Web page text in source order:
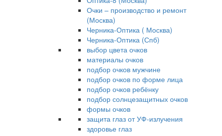
Очки – производство и ремонт
(Москва)
Черника-Оптика ( Москва)
Черника-Оптика (Спб)
выбор цвета очков
материалы очков
подбор очков мужчине
подбор очков по форме лица
подбор очков ребёнку
подбор солнцезащитных очков
формы очков
защита глаз от УФ-излучения
здоровье глаз